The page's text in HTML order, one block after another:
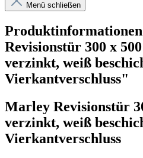
Menü schließen
Revisionstür 300 x
verzinkt, weiß
Vierkantverschluss"
Marley Revisionstür
verzinkt, weiß
Vierkantverschluss